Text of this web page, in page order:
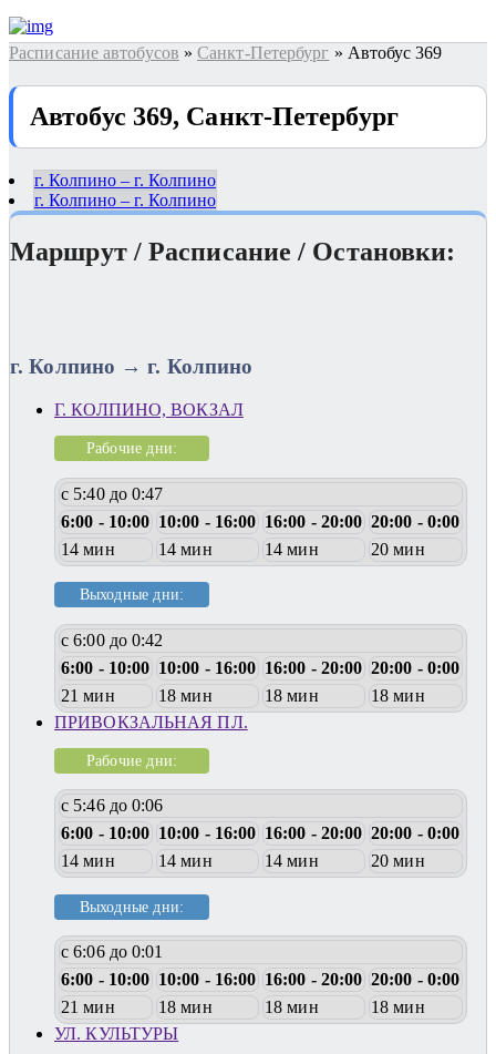
Расписание автобусов » Санкт-Петербург » Автобус 369
Автобус 369, Санкт-Петербург
г. Колпино – г. Колпино
г. Колпино – г. Колпино
Маршрут / Расписание / Остановки:
г. Колпино → г. Колпино
Г. КОЛПИНО, ВОКЗАЛ
Рабочие дни:
с 5:40 до 0:47
6:00 - 10:00 10:00 - 16:00 16:00 - 20:00 20:00 - 0:00
14 мин
14 мин 14 мин 20 мин
Выходные дни:
с 6:00 до 0:42
6:00 - 10:00 10:00 - 16:00 16:00 - 20:00 20:00 - 0:00
21 мин
18 мин 18 мин
18 мин
ПРИВОКЗАЛЬНАЯ ПЛ.
Рабочие дни:
с 5:46 до 0:06
6:00 - 10:00 10:00 - 16:00 16:00 - 20:00 20:00 - 0:00
14 мин
14 мин 14 мин 20 мин
Выходные дни:
с 6:06 до 0:01
6:00 - 10:00 10:00 - 16:00 16:00 - 20:00 20:00 - 0:00
21 мин
18 мин 18 мин
18 мин
УЛ. КУЛЬТУРЫ